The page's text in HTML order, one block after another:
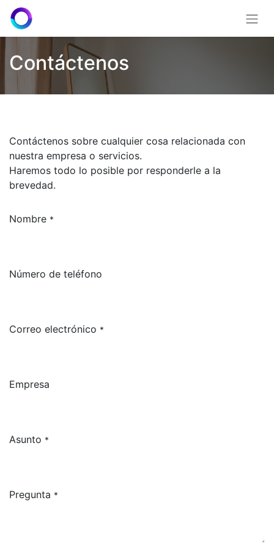
Contáctenos
Contáctenos sobre cualquier cosa relacionada con
nuestra empresa o servicios.
Haremos todo lo posible por responderle a la
brevedad.
Nombre *
Número de teléfono
Correo electrónico *
Empresa
Asunto *
Pregunta *